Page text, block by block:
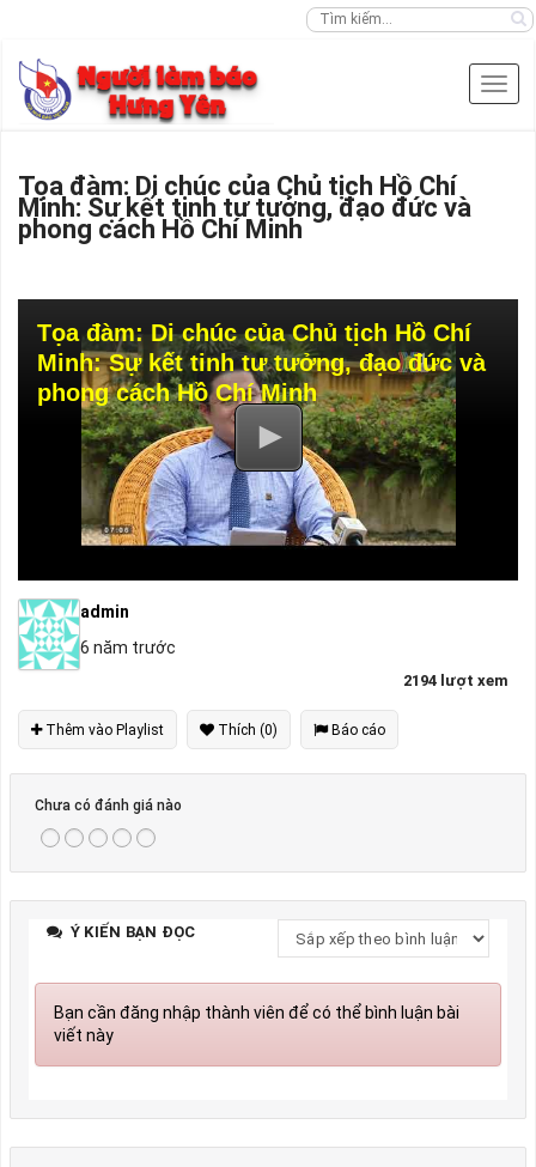
Tọa đàm: Di chúc của Chủ tịch Hồ Chí
Minh: Sự kết tinh tư tưởng, đạo đức và
phong cách Hồ Chí Minh
Tọa đàm: Di chúc của Chủ tịch Hồ Chí
Minh: Sự kết tinh tư tưởng, đạo đức và
phong cách Hồ Chí Minh
admin
6 năm trước
2194 lượt xem
Thêm vào Playlist Thích (0) Báo cáo
Chưa có đánh giá nào
Ý KIẾN BẠN ĐỌC
Bạn cần đăng nhập thành viên để có thể bình luận bài
viết này